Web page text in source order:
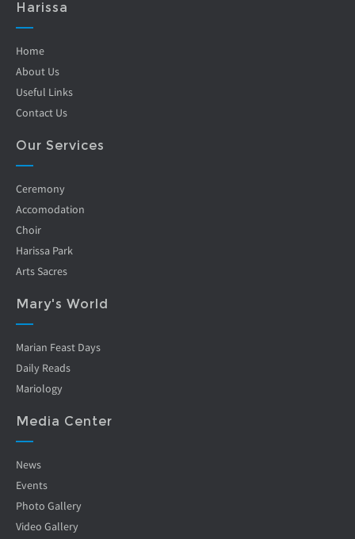
Harissa
Home
About Us
Useful Links
Contact Us
Our Services
Ceremony
Accomodation
Choir
Harissa Park
Arts Sacres
Mary's World
Marian Feast Days
Daily Reads
Mariology
Media Center
News
Events
Photo Gallery
Video Gallery